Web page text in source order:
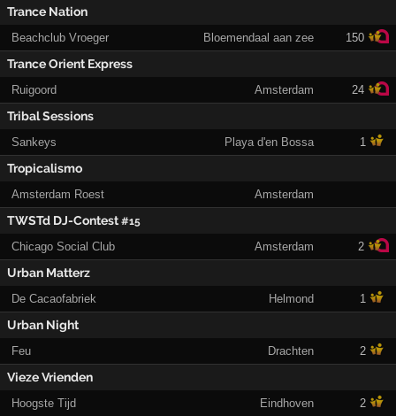
Trance Nation
Beachclub Vroeger Bloemendaal aan zee 150
Trance Orient Express
Ruigoord Amsterdam 24
Tribal Sessions
Sankeys Playa d'en Bossa 1
Tropicalismo
Amsterdam Roest Amsterdam
TWSTd DJ-Contest#15
Chicago Social Club Amsterdam 2
Urban Matterz
De Cacaofabriek Helmond 1
Urban Night
Feu Drachten 2
Vieze Vrienden
Hoogste Tijd Eindhoven 2